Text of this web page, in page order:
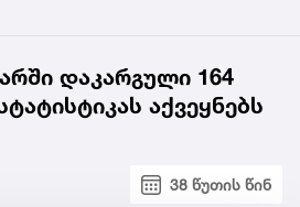
დაკარგული 164
აქვეყნებს
38 წუთის წინ